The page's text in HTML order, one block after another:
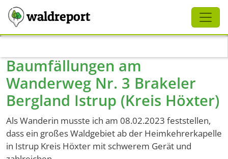
waldreport
Baumfällungen am
Wanderweg Nr. 3 Brakeler
Bergland Istrup (Kreis Höxter)
Als Wanderin musste ich am 08.02.2023 feststellen,
dass ein großes Waldgebiet ab der Heimkehrerkapelle
in Istrup Kreis Höxter mit schwerem Gerät und
Schliessen